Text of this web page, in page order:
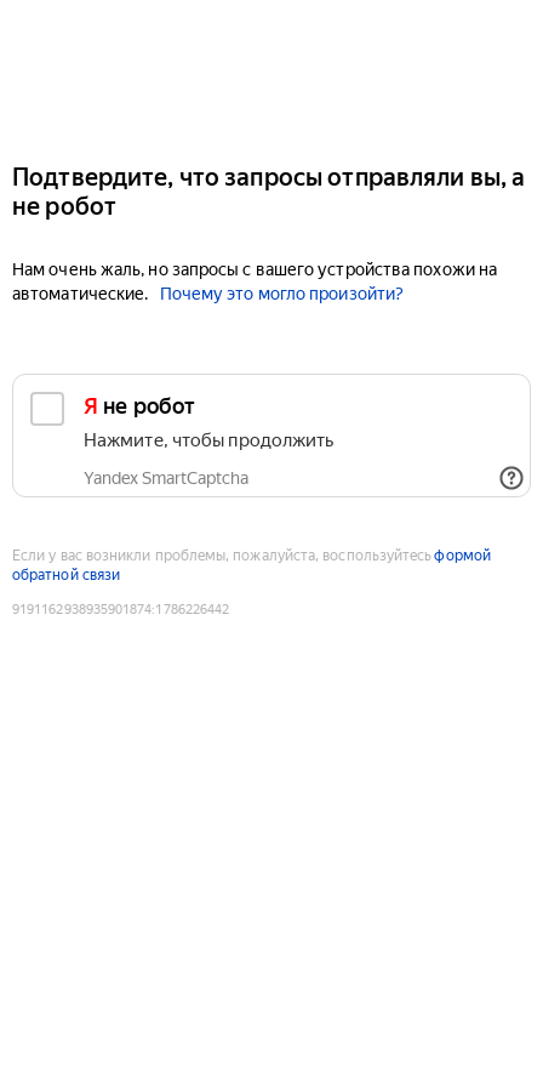
Подтвердите, что запросы отправляли вы, а
не робот
Нам очень жаль, но запросы с вашего устройства похожи на
автоматические.
Почему это могло произойти?
Я не робот
Нажмите, чтобы продолжить
Yandex SmartCaptcha
Если у вас возникли проблемы, пожалуйста, воспользуйтесьформой
обратной связи
9191162938935901874:1786226442